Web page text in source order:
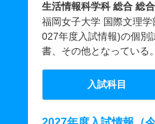
生活情報科学科 総合 総
福岡女子大学 国際文理
027年度入試情報)の個別
書、その他となっている。
入試科目